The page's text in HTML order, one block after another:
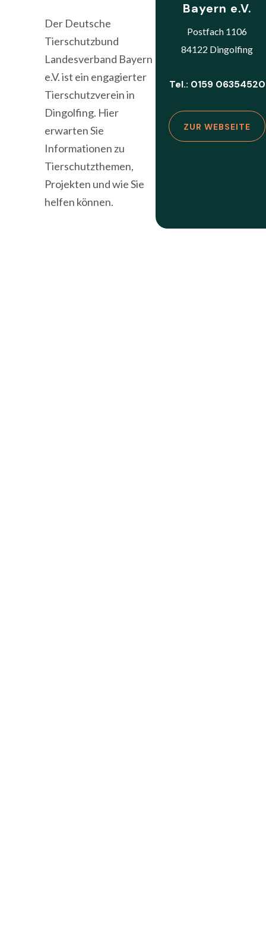
Der Deutsche
Tierschutzbund
Landesverband Bayern
e.V. ist ein engagierter
Tierschutzverein in
Dingolfing. Hier
erwarten Sie
Informationen zu
Tierschutzthemen,
Projekten und wie Sie
helfen können.
Bayern e.V.
Postfach 1106
84122 Dingolfing
Tel.: 0159 06354520
ZUR WEBSEITE